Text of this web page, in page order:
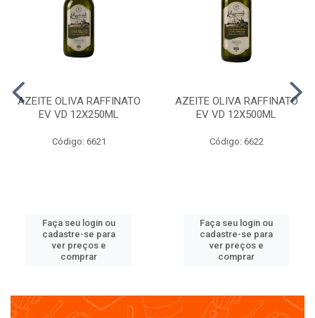
AZEITE OLIVA RAFFINATO
EV VD 12X250ML
Código: 6621
Faça seu login ou
cadastre-se para
ver preços e
comprar
AZEITE OLIVA RAFFINATO
EV VD 12X500ML
Código: 6622
Faça seu login ou
cadastre-se para
ver preços e
comprar